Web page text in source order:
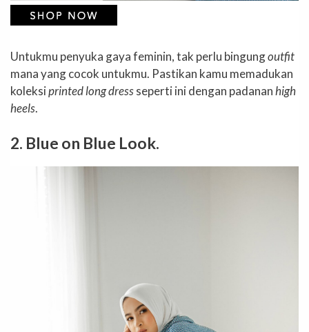
Untukmu penyuka gaya feminin, tak perlu bingungoutfit
mana yang cocok untukmu. Pastikan kamu memadukan
koleksiprinted long dressseperti ini dengan padananhigh
heels.
2. Blue on Blue Look.